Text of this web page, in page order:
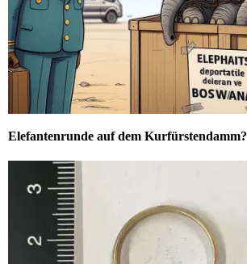
Elefantenrunde auf dem Kurfürstendamm?